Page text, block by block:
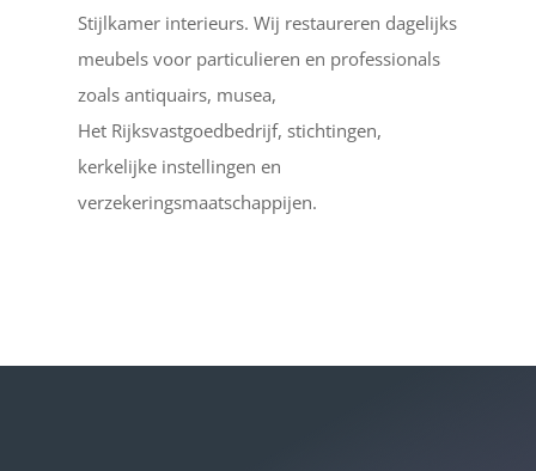
Stijlkamer interieurs. Wij restaureren dagelijks
meubels voor particulieren en professionals
zoals antiquairs, musea,
Het Rijksvastgoedbedrijf, stichtingen,
kerkelijke instellingen en
verzekeringsmaatschappijen.